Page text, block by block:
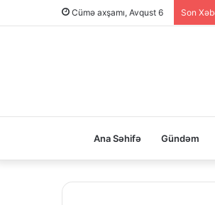
Cümə axşamı, Avqust 6 Son
Ana Səhifə Gündəm